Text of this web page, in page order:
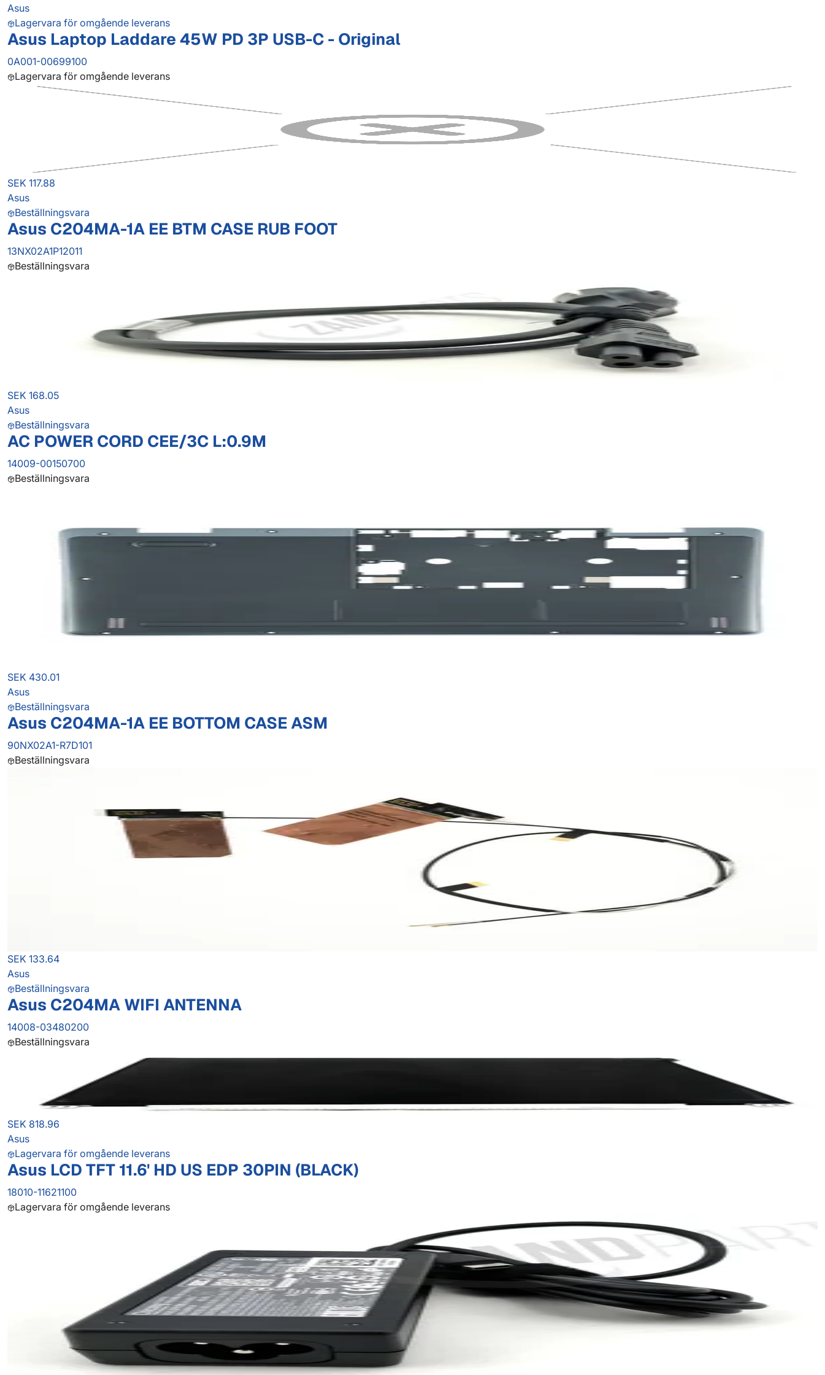
Asus
Lagervara för omgående leverans
Asus Laptop Laddare 45W PD 3P USB-C - Original
0A001-00699100
Lagervara för omgående leverans
SEK 117.88
Asus
Beställningsvara
Asus C204MA-1A EE BTM CASE RUB FOOT
13NX02A1P12011
Beställningsvara
SEK 168.05
Asus
Beställningsvara
AC POWER CORD CEE/3C L:0.9M
14009-00150700
Beställningsvara
SEK 430.01
Asus
Beställningsvara
Asus C204MA-1A EE BOTTOM CASE ASM
90NX02A1-R7D101
Beställningsvara
SEK 133.64
Asus
Beställningsvara
Asus C204MA WIFI ANTENNA
14008-03480200
Beställningsvara
SEK 818.96
Asus
Lagervara för omgående leverans
Asus LCD TFT 11.6' HD US EDP 30PIN (BLACK)
18010-11621100
Lagervara för omgående leverans